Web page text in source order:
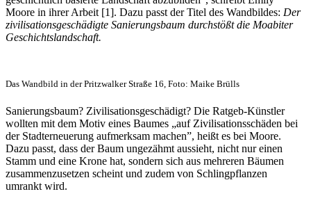
Moore in ihrer Arbeit [1]. Dazu passt der Titel des Wandbildes: Der
zivilisationsgeschädigte Sanierungsbaum durchstößt die Moabiter
Geschichtslandschaft.
Das Wandbild in der Pritzwalker Straße 16, Foto: Maike Brülls
Sanierungsbaum? Zivilisationsgeschädigt? Die Ratgeb-Künstler
wollten mit dem Motiv eines Baumes „auf Zivilisationsschäden bei
der Stadterneuerung aufmerksam machen”, heißt es bei Moore.
Dazu passt, dass der Baum ungezähmt aussieht, nicht nur einen
Stamm und eine Krone hat, sondern sich aus mehreren Bäumen
zusammenzusetzen scheint und zudem von Schlingpflanzen
umrankt wird.